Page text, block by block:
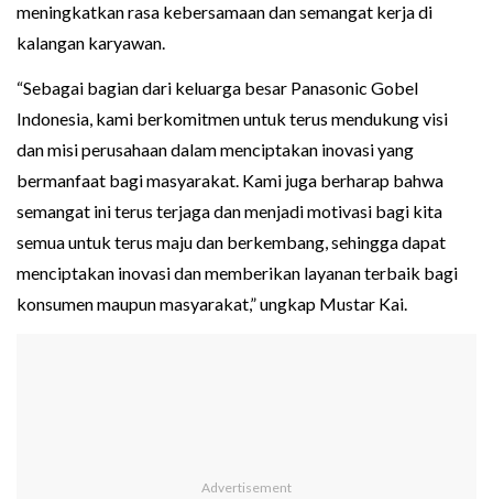
meningkatkan rasa kebersamaan dan semangat kerja di
kalangan karyawan.
“Sebagai bagian dari keluarga besar Panasonic Gobel
Indonesia, kami berkomitmen untuk terus mendukung visi
dan misi perusahaan dalam menciptakan inovasi yang
bermanfaat bagi masyarakat. Kami juga berharap bahwa
semangat ini terus terjaga dan menjadi motivasi bagi kita
semua untuk terus maju dan berkembang, sehingga dapat
menciptakan inovasi dan memberikan layanan terbaik bagi
konsumen maupun masyarakat,” ungkap Mustar Kai.